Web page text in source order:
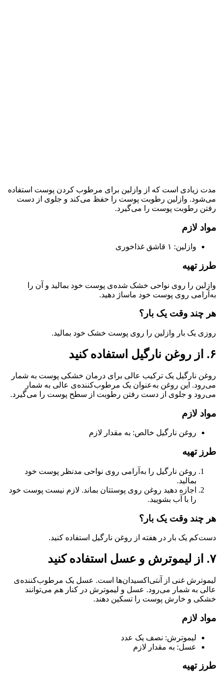
مدت زیادی است که از وازلین برای مرطوب کردن پوست استفاده
می‌شود. وازلین رطوبت پوست را حفظ می‌کند و جلوی از دست
رفتن رطوبت پوست را می‌گیرد.
مواد لازم
وازلین: ۱ قاشق غذاخوری
طرز تهیه
وازلین را روی نواحی خشک شده‌ی پوست خود بمالید و آن را
به‌آرامی روی پوست خود ماساژ دهید.
هر چند وقت یک بار؟
روزی یک بار وازلین را روی پوست خشک خود بمالید.
۶. از روغن نارگیل استفاده کنید
روغن نارگیل یک ترکیب عالی برای درمان خشکی پوست به شمار
می‌رود. این روغن به‌عنوان یک مرطوب‌کننده‌ی عالی به شمار
می‌رود و جلوی از دست رفتن رطوبت از سطح پوست را می‌گیرد.
مواد لازم
روغن نارگیل خالص: به مقدار لازم
طرز تهیه
روغن نارگیل را به‌آرامی روی نواحی مدنظر پوست خود
بمالید.
اجازه دهید روغن روی پوستتان بماند. لازم نیست پوست خود
را با آب بشویید.
هر چند وقت یک بار؟
دست‌کم یک بار در هفته از روغن نارگیل استفاده کنید.
۷. از لیموترش و عسل استفاده کنید
لیموترش غنی از آنتی‌اکسیدان‌ها است. عسل یک مرطوب‌کننده‌ی
عالی به شمار می‌رود. عسل و لیموترش در کنار هم می‌توانند
خشکی و خارش پوست را تسکین دهند.
مواد لازم
لیموترش: نصف یک عدد
عسل: به مقدار لازم
طرز تهیه